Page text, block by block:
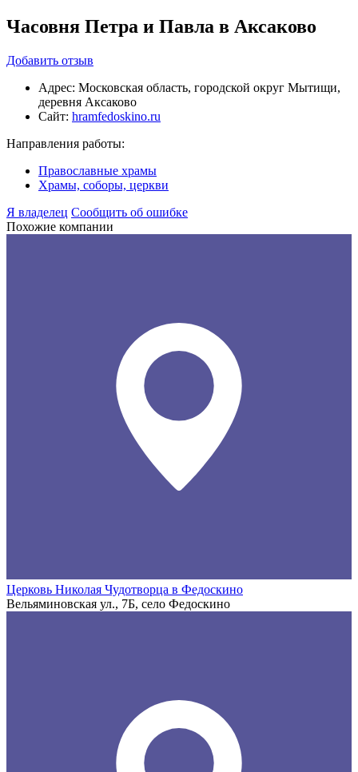
Часовня Петра и Павла в Аксаково
Добавить отзыв
Адрес: Московская область, городской округ Мытищи,
деревня Аксаково
Сайт: hramfedoskino.ru
Направления работы:
Православные храмы
Храмы, соборы, церкви
Я владелец Сообщить об ошибке
Похожие компании
Церковь Николая Чудотворца в Федоскино
Вельяминовская ул., 7Б, село Федоскино